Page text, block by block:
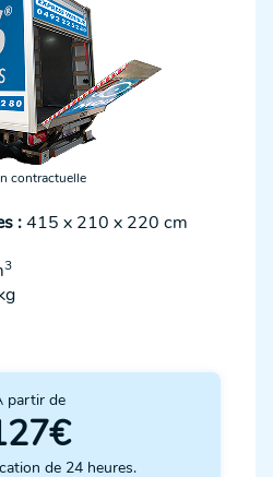
contractuelle
:415 x 210 x 220 cm
3
partir de
de 24 heures.